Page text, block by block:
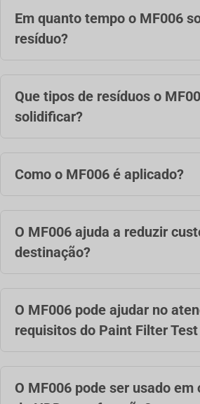
Em quanto tempo o MF006
resíduo?
Que tipos de resíduos o
solidificar?
Como o MF006 é aplicado?
O MF006 ajuda a reduzir
destinação?
O MF006 pode ajudar no
requisitos do Paint Filter
O MF006 pode ser usado em